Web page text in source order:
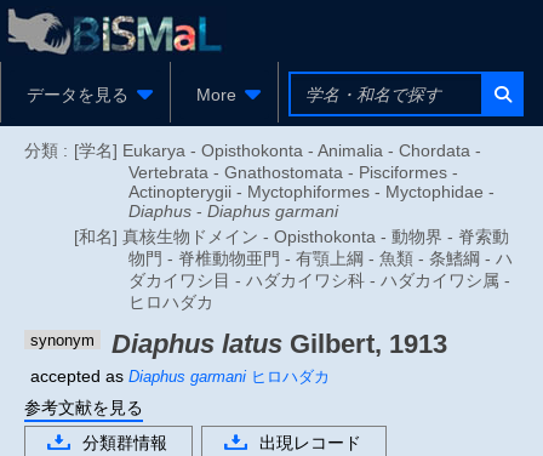
データを見る More
分類 : [学名] Eukarya - Opisthokonta - Animalia - Chordata -
Vertebrata - Gnathostomata - Pisciformes -
Actinopterygii - Myctophiformes - Myctophidae -
Diaphus - Diaphus garmani
[和名] 真核生物ドメイン - Opisthokonta - 動物界 - 脊索動
物門 - 脊椎動物亜門 - 有顎上綱 - 魚類 - 条鰭綱 - ハ
ダカイワシ目 - ハダカイワシ科 - ハダカイワシ属 -
ヒロハダカ
synonym Diaphus latus Gilbert, 1913
accepted as Diaphus garmani ヒロハダカ
参考文献を見る
分類群情報
出現レコード